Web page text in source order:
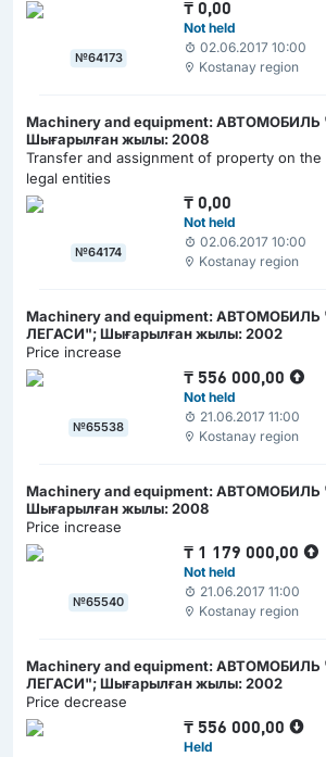
№64173
₸0,00
Not held
02.06.2017 10:00
Kostanay region
Machinery and equipment: АВТОМОБИЛЬ
Шығарылған жылы: 2008
Transfer and assignment of property on the
legal entities
№64174
₸0,00
Not held
02.06.2017 10:00
Kostanay region
Machinery and equipment:
ЛЕГАСИ"; Шығарылған жылы: 2002
Price increase
№65538
₸ 556 000,00
Not held
21.06.2017 11:00
Kostanay region
Machinery and equipment: АВТОМОБИЛЬ
Шығарылған жылы: 2008
Price increase
№65540
₸ 1 179 000,00
Not held
21.06.2017 11:00
Kostanay region
Machinery and equipment:
ЛЕГАСИ"; Шығарылған жылы: 2002
Price decrease
₸ 556 000,00
Held